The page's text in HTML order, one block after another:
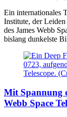
Ein internationales
Institute, der
des James Webb
bislang dunkelste
Mit Spannung
Webb Space